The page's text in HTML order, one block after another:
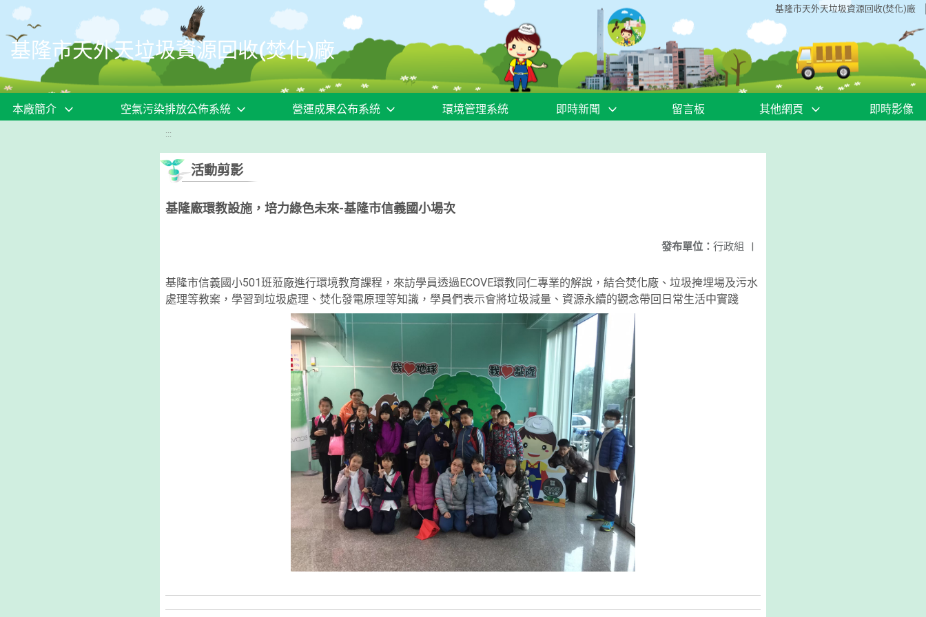
移至網頁之主要內容區位置 基隆市天外天垃圾資源回收(焚化)廠
基隆市天外天垃圾資源回收(焚化)廠
本廠簡介 空氣污染排放公佈系統 營運成果公布系統 環境管理系統 即時新聞 留言板 其他網頁 即時影像
:::
活動剪影
基隆廠環教設施，培力綠色未來-基隆市信義國小場次
發布單位： 行政組 |
基隆市信義國小501班蒞廠進行環境教育課程，來訪學員透過ECOVE環教同仁專業的解說，結合焚化廠、垃圾掩埋場及污水
處理等教案，學習到垃圾處理、焚化發電原理等知識，學員們表示會將垃圾減量、資源永續的觀念帶回日常生活中實踐